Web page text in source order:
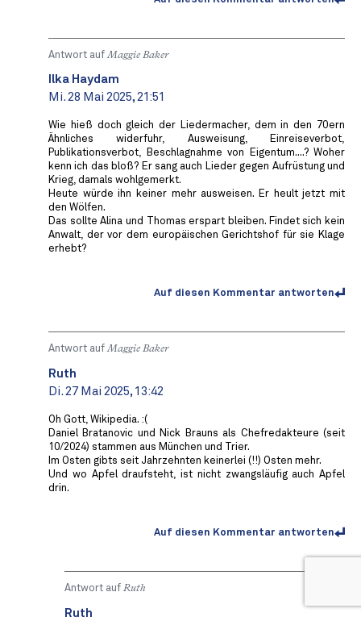
Antwort aufMaggie Baker
Ilka Haydam
Mi. 28 Mai 2025, 21:51
Wie hieß doch gleich der Liedermacher, dem in den 70ern
Ähnliches widerfuhr, Ausweisung, Einreiseverbot,
Publikationsverbot, Beschlagnahme von Eigentum....? Woher
kenn ich das bloß? Er sang auch Lieder gegen Aufrüstung und
Krieg, damals wohlgemerkt.
Heute würde ihn keiner mehr ausweisen. Er heult jetzt mit
den Wölfen.
Das sollte Alina und Thomas erspart bleiben. Findet sich kein
Anwalt, der vor dem europäischen Gerichtshof für sie Klage
erhebt?
Auf diesen Kommentar antworten
Antwort aufMaggie Baker
Ruth
Di. 27 Mai 2025, 13:42
Oh Gott, Wikipedia. :(
Daniel Bratanovic und Nick Brauns als Chefredakteure (seit
10/2024) stammen aus München und Trier.
Im Osten gibts seit Jahrzehnten keinerlei (!!) Osten mehr.
Und wo Apfel draufsteht, ist nicht zwangsläufig auch Apfel
drin.
Auf diesen Kommentar antworten
Antwort auf Ruth
Ruth